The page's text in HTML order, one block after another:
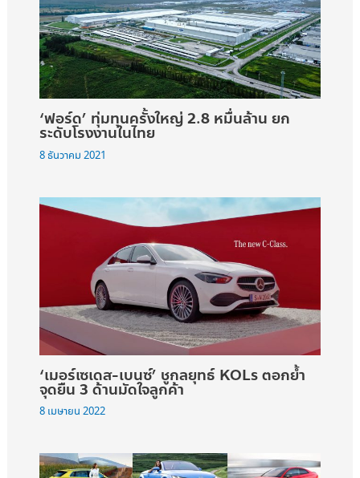
‘ฟอร์ด’ ทุ่มทุนครั้งใหญ่ 2.8 หมื่นล้าน ยก
ระดับโรงงานในไทย
8 ธันวาคม 2021
‘เมอร์เซเดส-เบนซ์’ ชูกลยุทธ์ KOLs ตอกย้ำ
จุดยืน 3 ด้านมัดใจลูกค้า
8 เมษายน 2022